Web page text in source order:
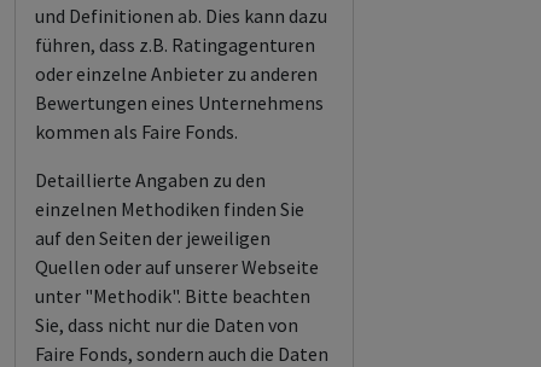
und Definitionen ab. Dies kann dazu
führen, dass z.B. Ratingagenturen
oder einzelne Anbieter zu anderen
Bewertungen eines Unternehmens
kommen als Faire Fonds.
Detaillierte Angaben zu den
einzelnen Methodiken finden Sie
auf den Seiten der jeweiligen
Quellen oder auf unserer Webseite
unter "Methodik". Bitte beachten
Sie, dass nicht nur die Daten von
Faire Fonds, sondern auch die Daten